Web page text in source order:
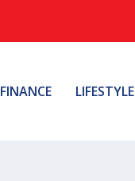
FINANCE LIFESTYLE